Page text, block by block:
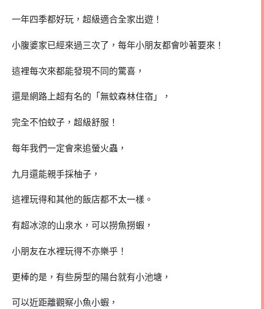
一年四季都好玩，超級適合全家出遊！
小腹婆家已經來過三次了，每年小朋友都會吵著要來！
這裡每次來都能發現不同的驚喜，
還是網路上超有名的「無蚊森林住宿」，
完全不怕蚊子，超級舒服！
每年我們一定會來追螢火蟲，
九月還能親手採柚子，
這裡玩得和其他的飯店都不太一樣。
有超冰涼的山泉水，可以撈魚撈蝦，
小朋友在水裡玩得不亦樂乎！
更棒的是，有些房型的陽台就有小池塘，
可以近距離觀察小魚小蝦，